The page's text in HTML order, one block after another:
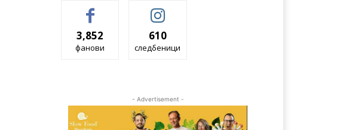
3,852
фанови
610
следбеници
- Advertisement -